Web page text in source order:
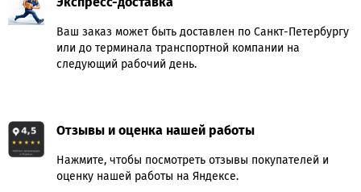
Ваш заказ может быть доставлен по Санкт-Петербургу
или до терминала транспортной компании на
следующий рабочий день.
Отзывы и оценка нашей работы
Нажмите, чтобы посмотреть отзывы покупателей и
оценку нашей работы на Яндексе.